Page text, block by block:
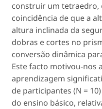
construir um tetraedro,
coincidência de que a
altura inclinada da
dobras e cortes no
conversão dinâmica
Este facto motivou-nos
aprendizagem
de participantes (N =
do ensino básico,